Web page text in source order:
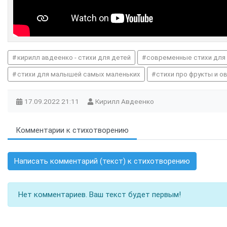
кирилл авдеенко - стихи для детей современные стихи для
стихи для малышей самых маленьких стихи про фрукты и
17.09.2022 21:11 Кирилл Авдеенко
Комментарии к стихотворению
Написать комментарий (текст) к стихотворению
Нет комментариев. Ваш текст будет первым!